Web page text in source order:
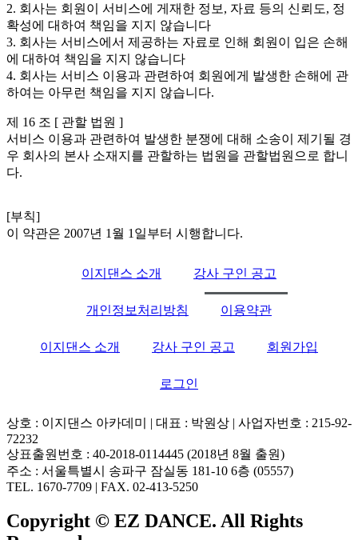
2. 회사는 회원이 서비스에 게재한 정보, 자료 등의 신뢰도, 정
확성에 대하여 책임을 지지 않습니다
3. 회사는 서비스에서 제공하는 자료로 인해 회원이 입은 손해
에 대하여 책임을 지지 않습니다
4. 회사는 서비스 이용과 관련하여 회원에게 발생한 손해에 관
하여는 아무런 책임을 지지 않습니다.
제 16 조 [ 관할 법원 ]
서비스 이용과 관련하여 발생한 분쟁에 대해 소송이 제기될 경
우 회사의 본사 소재지를 관할하는 법원을 관할법원으로 합니
다.
[부칙]
이 약관은 2007년 1월 1일부터 시행합니다.
이지댄스 소개 강사 구인 공고
개인정보처리방침 이용약관
이지댄스 소개 강사 구인 공고 회원가입
로그인
상호 : 이지댄스 아카데미 | 대표 : 박원상 | 사업자번호 : 215-92-
72232
상표출원번호 : 40-2018-0114445 (2018년 8월 출원)
주소 : 서울특별시 송파구 잠실동 181-10 6층 (05557)
TEL. 1670-7709 | FAX. 02-413-5250
Copyright © EZ DANCE. All Rights